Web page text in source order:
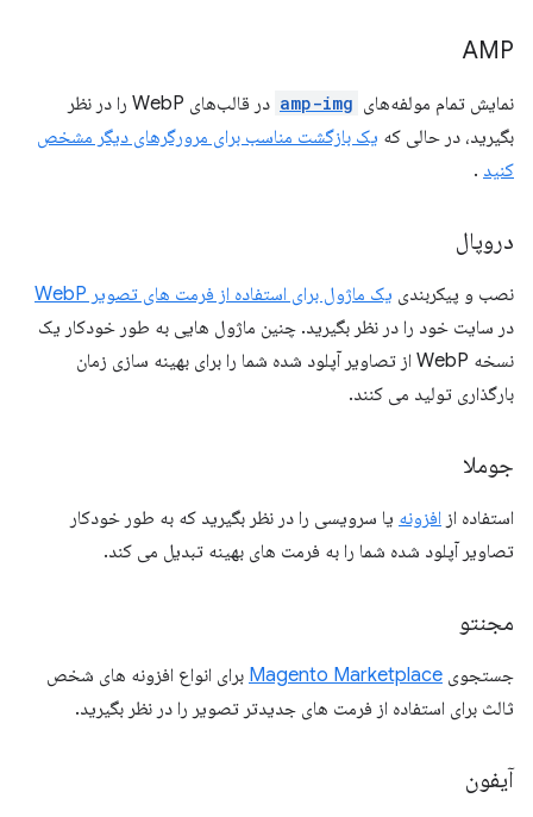
AMP
نمایش تمام مولفه‌های amp-img
در قالب‌های WebP را در نظر
بگیرید، در حالی که یک بازگشت مناسب برای مرورگرهای دیگر مشخص
کنید .
دروپال
نصب و پیکربندی یک ماژول برای استفاده از فرمت های تصویر WebP
در سایت خود را در نظر بگیرید. چنین ماژول هایی به طور خودکار یک
نسخه WebP از تصاویر آپلود شده شما را برای بهینه سازی زمان
بارگذاری تولید می کنند.
جوملا
استفاده از افزونه یا سرویسی را در نظر بگیرید که به طور خودکار
تصاویر آپلود شده شما را به فرمت های بهینه تبدیل می کند.
مجنتو
جستجوی Magento Marketplace برای انواع افزونه های شخص
ثالث برای استفاده از فرمت های جدیدتر تصویر را در نظر بگیرید.
آیفون